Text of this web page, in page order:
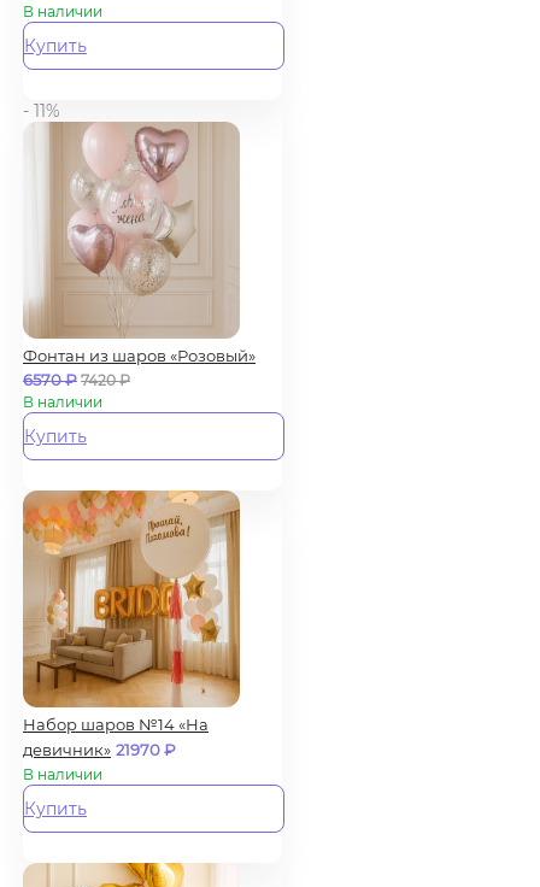
В наличии
Купить
- 11%
Фонтан из шаров «Розовый»
6570₽ 7420₽
В наличии
Купить
Набор шаров №14 «На
девичник» 21970₽
В наличии
Купить